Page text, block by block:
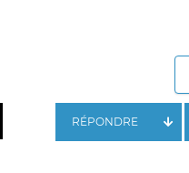
RÉPONDRE